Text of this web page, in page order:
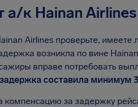
а/к Hainan
Airlines проверьте,
возникла по вине
вправе потребовать
задержка составила минимум
компенсацию за задержку